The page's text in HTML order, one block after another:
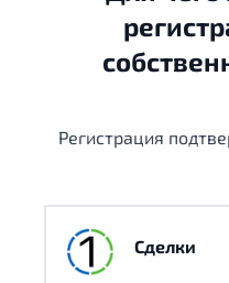
Регистрация
Сделки